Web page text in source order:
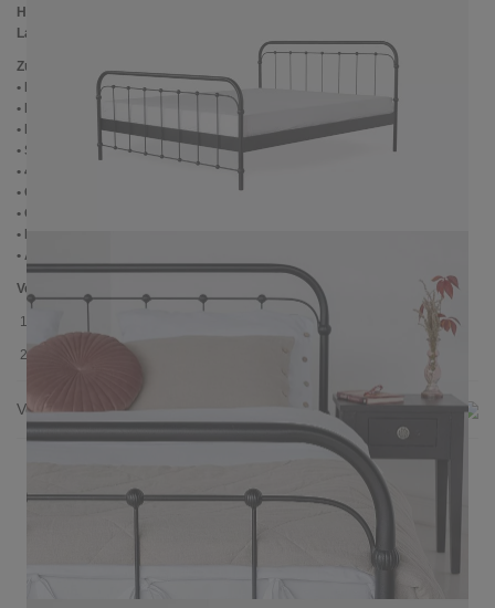
Höhe bis zur Rahmenoberkante:
Lattenrostabsenkung:
Zusätzliche Informationen
• Handmade
• Pulverbesichtet
• Fußstopfen aus Kunststoff
• Seitenablagen für Lattenrost 2,8 cm
• 4 cm breite Mitteltraverse
• Ohne Lattenrost
• Ohne Matratze
• Lieferzustand: Zerlegt (in 2 Kartons)
• Andere RAL-Farben auf Anfrage möglich
Verpackungsdetails
1. Karton: 210x80x2030 mm, ≈ 25 kg
2. Karton: 1700x1050x130 mm, ≈ 37 kg
Versand & Lieferung
DAS KÖNNTE DIR AUCH